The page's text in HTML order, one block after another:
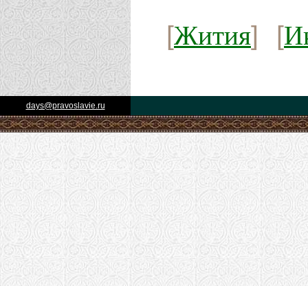
[Жития] [
days@pravoslavie.ru